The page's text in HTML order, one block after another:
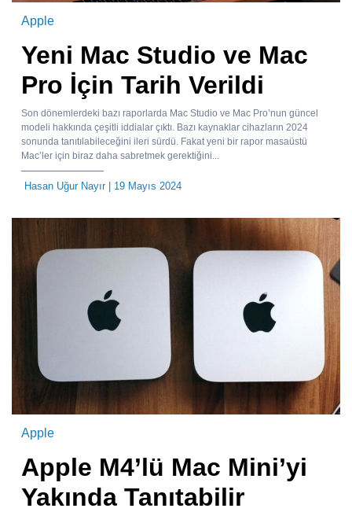
Apple
Yeni Mac Studio ve Mac
Pro İçin Tarih Verildi
Son dönemlerdeki bazı raporlarda Mac Studio ve Mac Pro’nun güncel
modeli hakkında çeşitli iddialar çıktı. Bazı kaynaklar cihazların 2024
sonunda tanıtılabileceğini ileri sürdü. Fakat yeni bir rapor masaüstü
Mac’ler için biraz daha sabretmek gerektiğini...
Hasan Uğur Nayır| 19 Mayıs 2024
Apple
Apple M4’lü Mac Mini’yi
Yakında Tanıtabilir